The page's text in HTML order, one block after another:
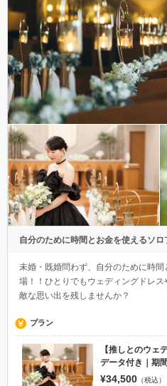
自分のために時間とお金を使えるソロ
未婚・既婚問わず、自分のために時
場！！ひとりでもウェディングドレ
敵な思い出を残しませんか？
プラン
【推しとのウェ
データ付き｜期
¥34,500 （税込）